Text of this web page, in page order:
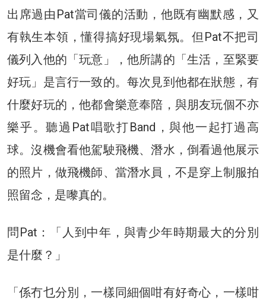
出席過由Pat當司儀的活動，他既有幽默感，又
有執生本領，懂得搞好現場氣氛。但Pat不把司
儀列入他的「玩意」，他所講的「生活，至緊要
好玩」是言行一致的。每次見到他都在狀態，有
什麼好玩的，他都會樂意奉陪，與朋友玩個不亦
樂乎。聽過Pat唱歌打Band，與他一起打過高
球。沒機會看他駕駛飛機、潛水，倒看過他展示
的照片，做飛機師、當潛水員，不是穿上制服拍
照留念，是嚟真的。
問Pat：「人到中年，與青少年時期最大的分別
是什麼？」
「係冇乜分別，一樣同細個咁有好奇心，一樣咁